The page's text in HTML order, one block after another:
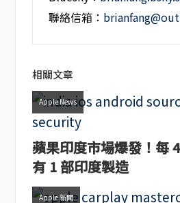
聯絡信箱：
相關文章
Apple News
蘋果印度市場爆發！每
有 1 部印度製造
Apple 新聞